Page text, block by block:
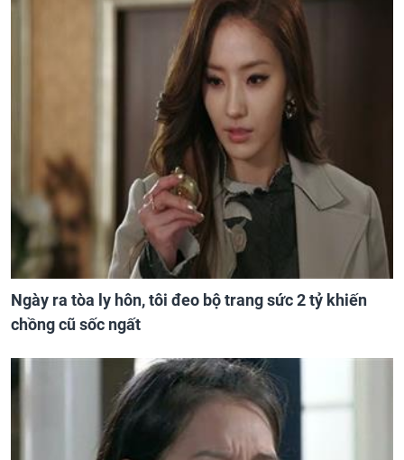
Ngày ra tòa ly hôn, tôi đeo bộ trang sức 2 tỷ khiến
chồng cũ sốc ngất